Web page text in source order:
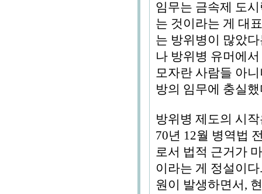
임무는 금속제 도
는 것이라는 게 대
는 방위병이 많았
나 방위병 유머에
모자란 사람들 아
방의 임무에 충실했
방위병 제도의 시
70년 12월 병역법
로서 법적 근거가
이라는 게 정설이
원이 발생하면서,